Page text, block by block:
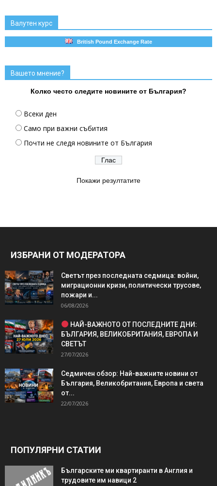
Валутен курс
British Pound Exchange Rate
Вашето мнение?
Колко често следите новините от България?
Всеки ден
Само при важни събития
Почти не следя новините от България
Покажи резултатите
ИЗБРАНИ ОТ МОДЕРАТОРА
Светът през последната седмица: войни,
миграционни кризи, политически трусове,
пожари и...
06/08/2026
НАЙ-ВАЖНОТО ОТ ПОСЛЕДНИТЕ ДНИ:
БЪЛГАРИЯ, ВЕЛИКОБРИТАНИЯ, ЕВРОПА И
СВЕТЪТ
27/07/2026
Седмичен обзор: Най-важните новини от
България, Великобритания, Европа и света
от...
22/07/2026
ПОПУЛЯРНИ СТАТИИ
Българските ми квартиранти в Англия и
трудовите им навици 2